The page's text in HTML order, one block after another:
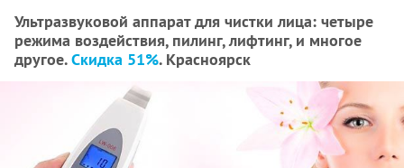
Ультразвуковой аппарат для чистки лица: четыре
режима воздействия, пилинг, лифтинг, и многое
другое.Скидка 51%. Красноярск